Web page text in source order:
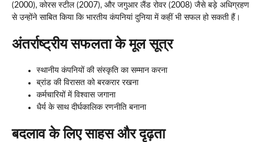
(2000), कोरस स्टील (2007), और जगुआर लैंड रोवर (2008) जैसे बड़े अधिग्रहण
से उन्होंने साबित किया कि भारतीय कंपनियां दुनिया में कहीं भी सफल हो सकती हैं।
अंतर्राष्ट्रीय सफलता के मूल सूत्र
स्थानीय कंपनियों की संस्कृति का सम्मान करना
ब्रांड की विरासत को बरकरार रखना
कर्मचारियों में विश्वास जगाना
धैर्य के साथ दीर्घकालिक रणनीति बनाना
बदलाव के लिए साहस और दृढ़ता